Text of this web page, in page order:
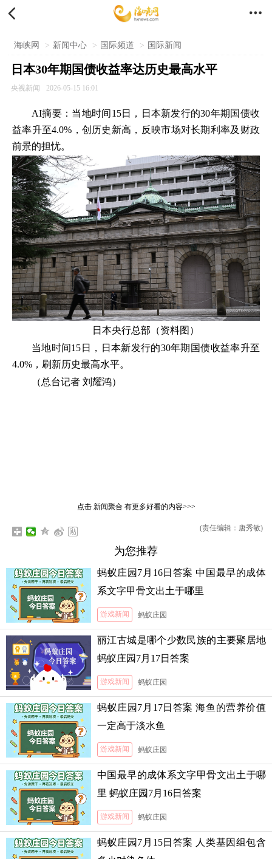
 
海峡网 > 新闻中心 > 国际频道 > 国际新闻
日本30年期国债收益率达历史最高水平
央视新闻 2026-05-15 16:01
AI摘要：当地时间15日，日本新发行的30年期国债收
益率升至4.0%，创历史新高，反映市场对长期利率及财政
前景的担忧。
日本央行总部（资料图）
当地时间15日，日本新发行的30年期国债收益率升至
4.0%，刷新历史最高水平。
（总台记者 刘耀鸿）
点击 新闻聚合有更多好看的内容>>>
(责任编辑：唐秀敏)
为您推荐
蚂蚁庄园7月16日答案 中国最早的成体
系文字甲骨文出土于哪里
游戏新闻 蚂蚁庄园
丽江古城是哪个少数民族的主要聚居地
蚂蚁庄园7月17日答案
游戏新闻 蚂蚁庄园
蚂蚁庄园7月17日答案 海鱼的营养价值
一定高于淡水鱼
游戏新闻 蚂蚁庄园
中国最早的成体系文字甲骨文出土于哪
里 蚂蚁庄园7月16日答案
游戏新闻 蚂蚁庄园
蚂蚁庄园7月15日答案 人类基因组包含